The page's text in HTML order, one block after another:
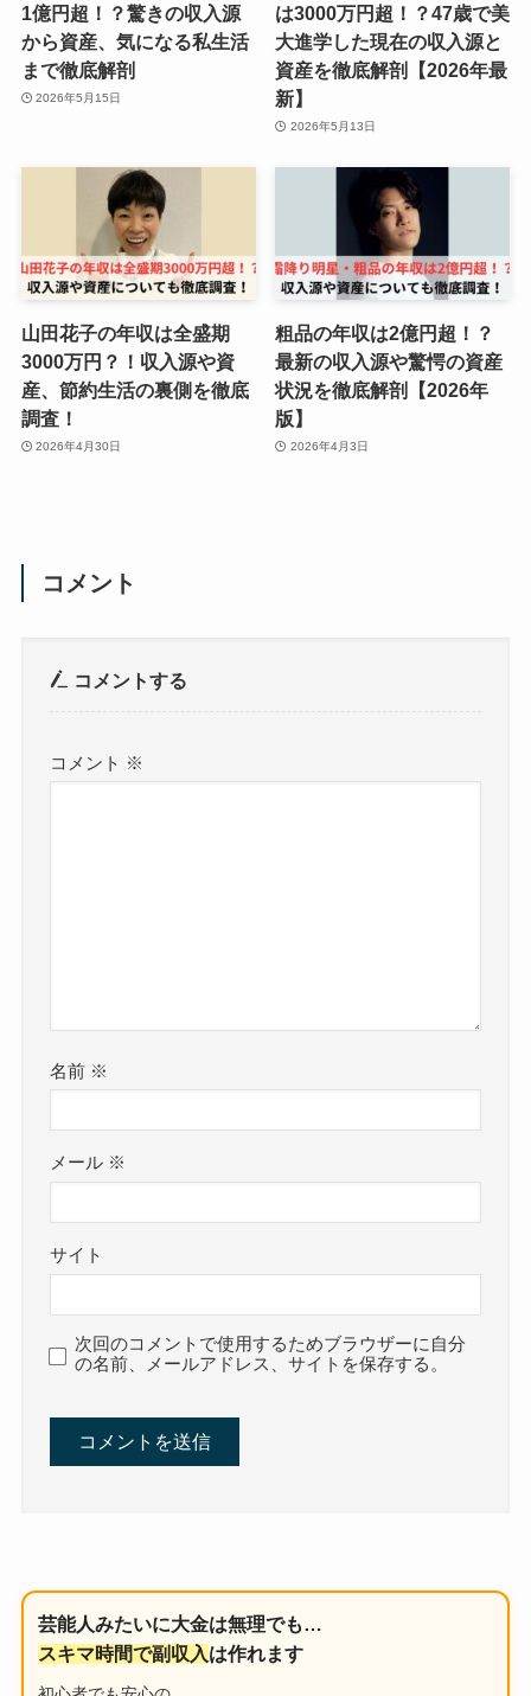
1億円超！？驚きの収入源
から資産、気になる私生活
まで徹底解剖
2026年5月15日
は3000万円超！？47歳で美
大進学した現在の収入源と
資産を徹底解剖【2026年最
新】
2026年5月13日
山田花子の年収は全盛期
3000万円？！収入源や資
産、節約生活の裏側を徹底
調査！
2026年4月30日
粗品の年収は2億円超！？
最新の収入源や驚愕の資産
状況を徹底解剖【2026年
版】
2026年4月3日
コメント
コメントする
コメント ※
名前 ※
メール ※
サイト
次回のコメントで使用するためブラウザーに自分
の名前、メールアドレス、サイトを保存する。
芸能人みたいに大金は無理でも…
スキマ時間で副収入は作れます